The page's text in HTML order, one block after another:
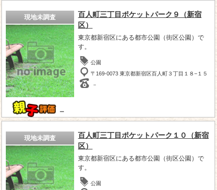
現地未調査
－
百人町三丁目ポケットパーク９（新宿
区）
東京都新宿区にある都市公園（街区公園）で
す。
公園
〒169-0073 東京都新宿区百人町３丁目１８−１５
－
現地未調査
百人町三丁目ポケットパーク１０（新宿
区）
東京都新宿区にある都市公園（街区公園）で
す。
公園